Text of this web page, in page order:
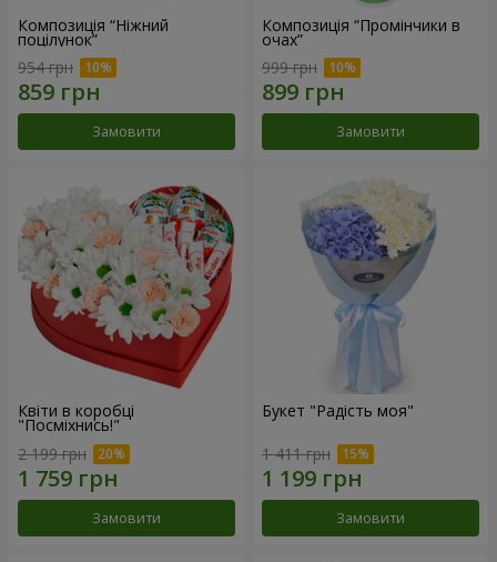
Композиція “Ніжний
поцілунок”
954 грн
Замовити
Композиція “Промінчики в
очах”
999 грн
Замовити
Квіти в коробці
"Посміхнись!"
2 199 грн
Замовити
Букет "Радість моя"
1 411 грн
Замовити